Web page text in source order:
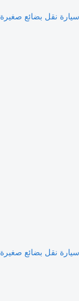
سيارة نقل بضائع صغيرة Citroen Jumpy